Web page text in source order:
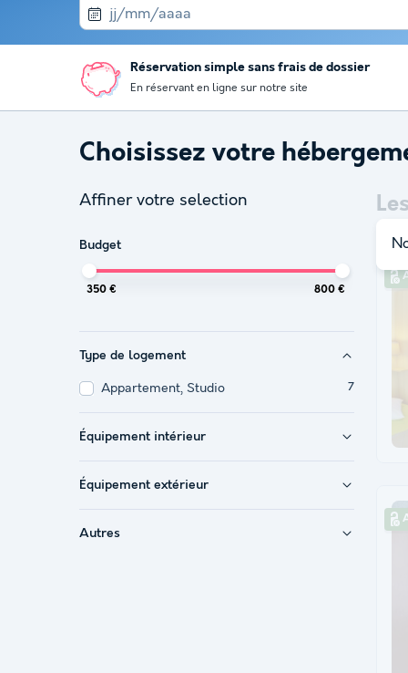
Réservation simple sans frais de dossier
En réservant en ligne sur notre site
Choisissez votre
Affiner votre selection
Budget
350 € 800 €
Type de logement
Appartement, Studio 7
Équipement intérieur
Équipement extérieur
Autres